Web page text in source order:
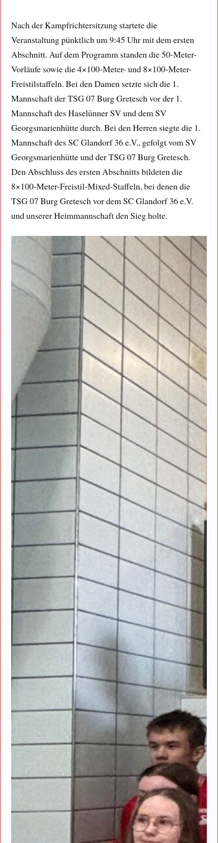
Nach der Kampfrichtersitzung startete die
Veranstaltung pünktlich um 9:45 Uhr mit dem ersten
Abschnitt. Auf dem Programm standen die 50-Meter-
Vorläufe sowie die 4×100-Meter- und 8×100-Meter-
Freistilstaffeln. Bei den Damen setzte sich die 1.
Mannschaft der TSG 07 Burg Gretesch vor der 1.
Mannschaft des Haselünner SV und dem SV
Georgsmarienhütte durch. Bei den Herren siegte die 1.
Mannschaft des SC Glandorf 36 e.V., gefolgt vom SV
Georgsmarienhütte und der TSG 07 Burg Gretesch.
Den Abschluss des ersten Abschnitts bildeten die
8×100-Meter-Freistil-Mixed-Staffeln, bei denen die
TSG 07 Burg Gretesch vor dem SC Glandorf 36 e.V.
und unserer Heimmannschaft den Sieg holte.